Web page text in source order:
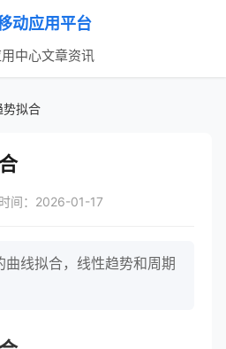
动应用平台
中心文章资讯
势拟合
间：2026-01-17
线拟合，线性趋势和周期